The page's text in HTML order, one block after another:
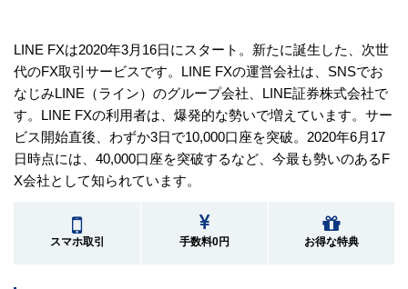
LINE FXは2020年3月16日にスタート。新たに誕生した、次世
代のFX取引サービスです。LINE FXの運営会社は、SNSでお
なじみLINE（ライン）のグループ会社、LINE証券株式会社で
す。LINE FXの利用者は、爆発的な勢いで増えています。サー
ビス開始直後、わずか3日で10,000口座を突破。2020年6月17
日時点には、40,000口座を突破するなど、今最も勢いのあるF
X会社として知られています。
スマホ取引 手数料0円 お得な特典